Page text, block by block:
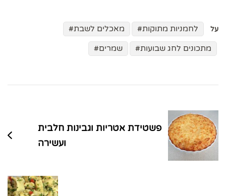
על לחמניות מתוקות
מאכלים לשבת
מתכונים לחג שבועות
שמרים
בפוסטים
פשטידת אטריות וגבינות חלבית
ועשירה